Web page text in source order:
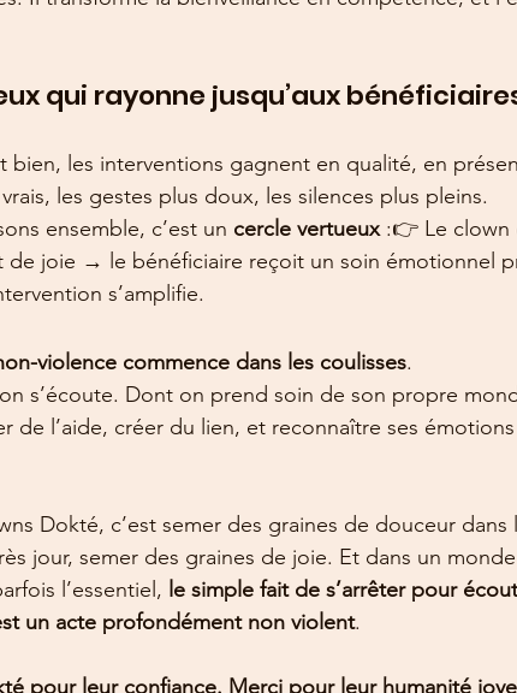
qui rayonne jusqu’aux
bien, les interventions gagnent en qualité, en
les gestes plus doux, les silences plus pleins.
ensemble, c’est un cercle vertueux :👉 Le clown
de joie → le bénéficiaire reçoit un soin émotionnel
s’amplifie.
violence commence dans les coulisses.
s’écoute. Dont on prend soin de son propre
de l’aide, créer du lien, et reconnaître ses
Dokté, c’est semer des graines de douceur
jour, semer des graines de joie. Et dans un
l’essentiel, le simple fait de s’arrêter pour
un acte profondément non violent.
pour leur confiance. Merci pour leur humanité